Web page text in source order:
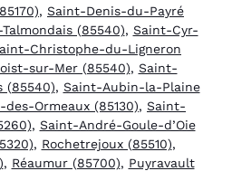
, Saint-Denis-du-Payré
(85540), Saint-Cyr-
Christophe-du-Ligneron
sur-Mer (85540), Saint-
(85540), Saint-Aubin-la-Plaine
Ormeaux (85130), Saint-
, Saint-André-Goule-d’Oie
, Rochetrejoux (85510),
, Réaumur (85700), Puyravault